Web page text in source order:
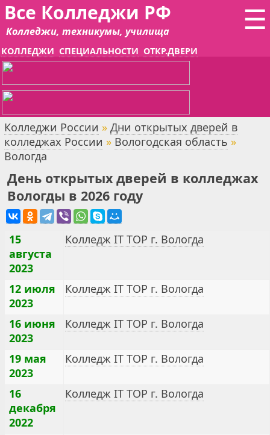
☰
Все Колледжи РФ
Колледжи, техникумы, училища
КОЛЛЕДЖИ СПЕЦИАЛЬНОСТИ ОТКР.ДВЕРИ
Колледжи России » Дни открытых дверей в
колледжах России » Вологодская область »
Вологда
День открытых дверей в колледжах
Вологды в 2026 году
15
августа
2023
Колледж IT TOP г. Вологда
12 июля
2023
Колледж IT TOP г. Вологда
16 июня
2023
Колледж IT TOP г. Вологда
19 мая
2023
Колледж IT TOP г. Вологда
16
декабря
2022
Колледж IT TOP г. Вологда